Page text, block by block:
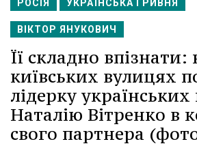
РОСІЯ УКРАЇНСЬКА ГРИВНЯ
ВІКТОР ЯНУКОВИЧ
Її складно впізнати:
київських вулицях
лідерку українських
Наталію Вітренко в
свого партнера